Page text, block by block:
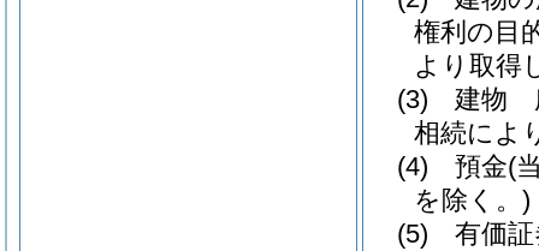
権利の目
より取得
(3)
建物
相続によ
(4)
預金(
を除く。)
(5)
有価